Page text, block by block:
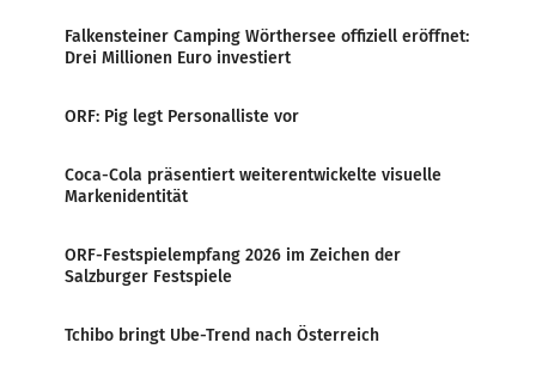
Falkensteiner Camping Wörthersee offiziell eröffnet:
Drei Millionen Euro investiert
ORF: Pig legt Personalliste vor
Coca-Cola präsentiert weiterentwickelte visuelle
Markenidentität
ORF-Festspielempfang 2026 im Zeichen der
Salzburger Festspiele
Tchibo bringt Ube-Trend nach Österreich